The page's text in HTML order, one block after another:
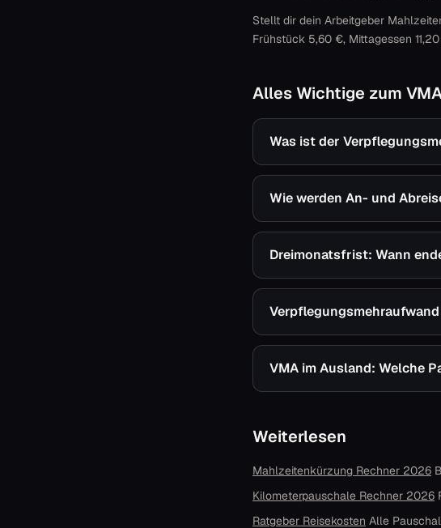
Stellt dir dein Arbeitgeber
Frühstück 5,60 €, Mittagessen
Alles Wichtige zum
Was ist der
Wie werden An- und
Dreimonatsfrist: Wann
VMA im Ausland: Welche
Weiterlesen
Mahlzeitenkürzung Rechner 2026
Kilometerpauschale Rechner 2026
Ratgeber Reisekosten Alle